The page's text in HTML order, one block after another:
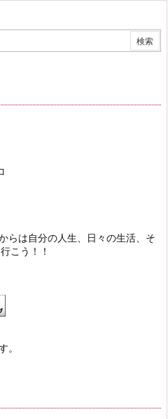
らは自分の人生、日々の生活、そ
こう！！
。